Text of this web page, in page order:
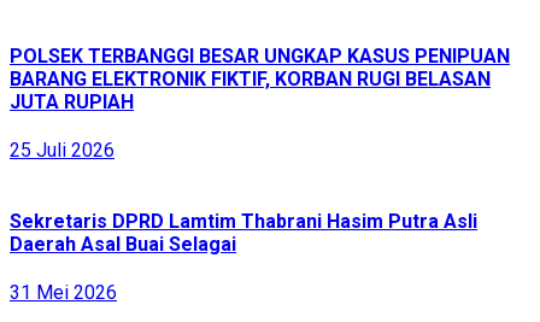
POLSEK TERBANGGI BESAR UNGKAP KASUS PENIPUAN
BARANG ELEKTRONIK FIKTIF, KORBAN RUGI BELASAN
JUTA RUPIAH
25 Juli 2026
Sekretaris DPRD Lamtim Thabrani Hasim Putra Asli
Daerah Asal Buai Selagai
31 Mei 2026